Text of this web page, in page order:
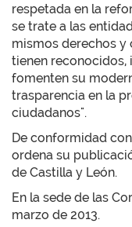
respetada en la
se trate a las
mismos derechos
tienen
fomenten su
trasparencia en la
ciudadanos".
De conformidad
ordena su
de Castilla y León.
En la sede de las
marzo de 2013.